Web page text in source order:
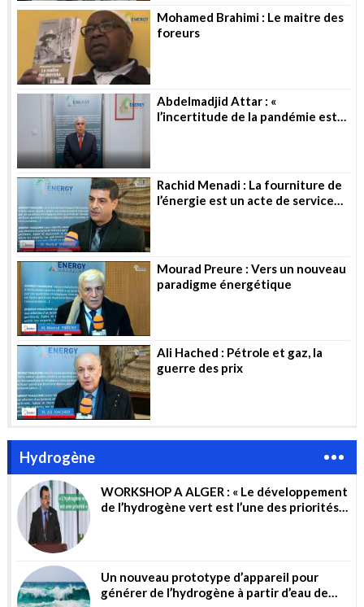
Mohamed Brahimi : Le maitre des
foreurs
Abdelmadjid Attar : «
l’incertitude de la pandémie est
Rachid Menadi : La fourniture de
l’énergie est un acte de service
Mourad Preure : Vers un nouveau
paradigme énergétique
Ali Hached : Pétrole et gaz, la
guerre des prix
Hydrogène
WORKSHOP A ALGER : « Le développement
de l’hydrogène vert est l’une des priorités
Un nouveau prototype d’appareil pour
générer de l’hydrogène à partir d’eau de